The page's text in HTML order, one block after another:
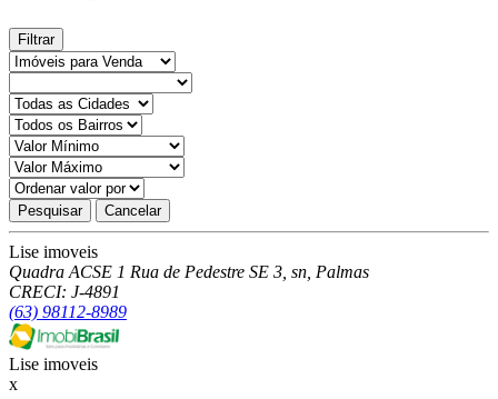
Filtrar
Pesquisar Cancelar
Lise imoveis
Quadra ACSE 1 Rua de Pedestre SE 3, sn, Palmas
CRECI: J-4891
(63) 98112-8989
Lise imoveis
x